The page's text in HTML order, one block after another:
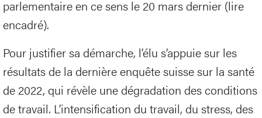
parlementaire en ce sens le 20 mars dernier (lire
encadré).
Pour justifier sa démarche, l’élu s’appuie sur les
résultats de la dernière enquête suisse sur la santé
de 2022, qui révèle une dégradation des conditions
de travail. L’intensification du travail, du stress, des